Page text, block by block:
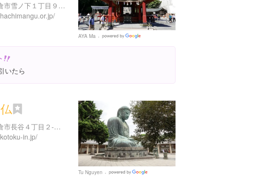
神奈川県鎌倉市雪ノ下１丁目９ 県道 21 号線
AYA Ma
Places
いたら
神奈川県鎌倉市長谷４丁目２-２８
in.jp/
Tu Nguyen